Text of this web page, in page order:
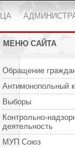
МЕНЮ САЙТА
Обращение
Антимонопольный
Выборы
Контрольно-
деятельность
МУП Союз